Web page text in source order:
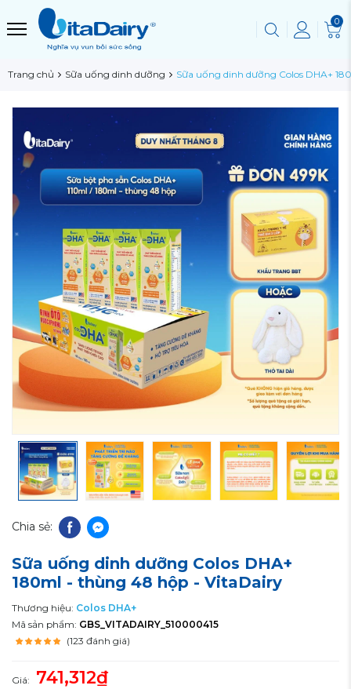
0
Trang chủ Sữa uống dinh dưỡng Sữa uống dinh dưỡng Colos DHA+
Chia sẻ:
Sữa uống dinh dưỡng Colos DHA+
180ml - thùng 48 hộp - VitaDairy
Thương hiệu: Colos DHA+
Mã sản phẩm: GBS_VITADAIRY_510000415
(123 đánh giá)
Giá: 741,312₫